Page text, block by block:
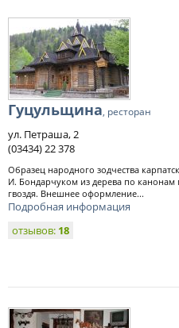
Гуцульщина, ресторан
ул. Петраша, 2
(03434) 22 378
Образец народного зодчества
И. Бондарчуком из дерева по канонам
гвоздя. Внешнее оформление...
Подробная информация
отзывов: 18